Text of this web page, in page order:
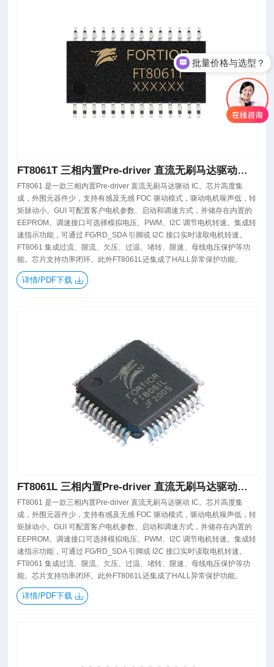
FT8061T 三相内置Pre-driver 直流无刷马达驱动芯
片
FT8061 是一款三相内置Pre-driver 直流无刷马达驱动 IC。芯片高度集
成，外围元器件少，支持有感及无感 FOC 驱动模式，驱动电机噪声低，转
矩脉动小。GUI 可配置客户电机参数、启动和调速方式，并储存在内置的
EEPROM。调速接口可选择模拟电压、PWM、I2C 调节电机转速。集成转
速指示功能，可通过 FG/RD_SDA 引脚或 I2C 接口实时读取电机转速。
FT8061 集成过流、限流、欠压、过温、堵转、限速、母线电压保护等功
能。芯片支持功率闭环。此外FT8061L还集成了HALL异常保护功能。
详情/PDF下载
FT8061L 三相内置Pre-driver 直流无刷马达驱动芯
片
FT8061 是一款三相内置Pre-driver 直流无刷马达驱动 IC。芯片高度集
成，外围元器件少，支持有感及无感 FOC 驱动模式，驱动电机噪声低，转
矩脉动小。GUI 可配置客户电机参数、启动和调速方式，并储存在内置的
EEPROM。调速接口可选择模拟电压、PWM、I2C 调节电机转速。集成转
速指示功能，可通过 FG/RD_SDA 引脚或 I2C 接口实时读取电机转速。
FT8061 集成过流、限流、欠压、过温、堵转、限速、母线电压保护等功
能。芯片支持功率闭环。此外FT8061L还集成了HALL异常保护功能。
详情/PDF下载
批量价格与选型？
电话微信沟通